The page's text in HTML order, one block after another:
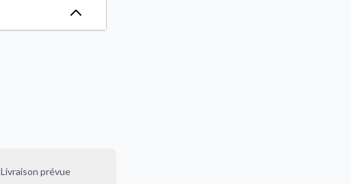
Livraison prévue